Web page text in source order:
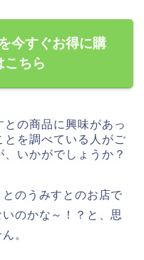
今すぐお得に購
こちら
の商品に興味があっ
とを調べている人がご
いかがでしょうか？
のうみすとのお店で
のかな～！？と、思
。